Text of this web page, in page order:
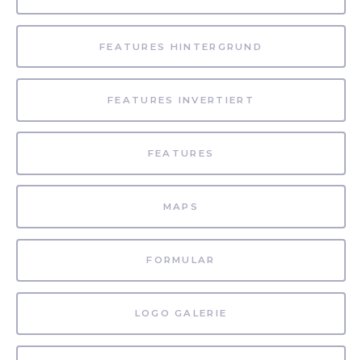
FEATURES HINTERGRUND
FEATURES INVERTIERT
FEATURES
MAPS
FORMULAR
LOGO GALERIE